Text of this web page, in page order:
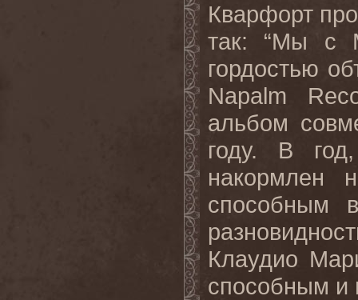
Кварфорт
так: “Мы с
гордостью
Napalm
альбом
году. В
накормлен
способным
Клаудио
способным и